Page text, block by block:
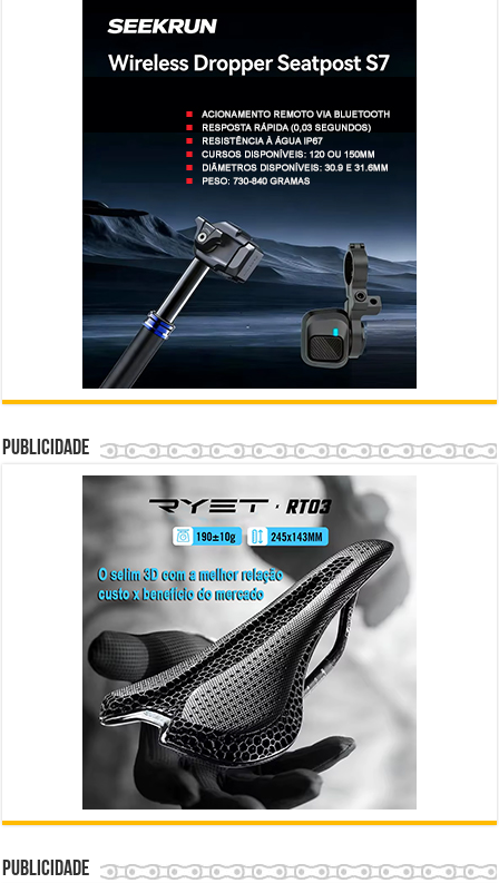
Publicidade
Publicidade